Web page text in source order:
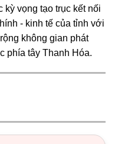
vọng tạo trục kết nối
- kinh tế của tỉnh với
không gian phát
phía tây Thanh Hóa.